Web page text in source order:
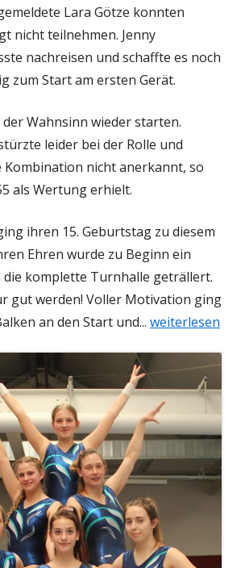
Lara Götze konnten
nicht teilnehmen. Jenny
nachreisen und schaffte es noch
zum Start am ersten Gerät.
Wahnsinn wieder starten.
leider bei der Rolle und
Kombination nicht anerkannt, so
als Wertung erhielt.
ihren 15. Geburtstag zu diesem
Ehren wurde zu Beginn ein
die komplette Turnhalle geträllert.
gut werden! Voller Motivation ging
an den Start und... weiterlesen